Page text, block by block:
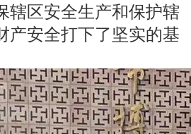
辖区安全生产和保护辖
产安全打下了坚实的基